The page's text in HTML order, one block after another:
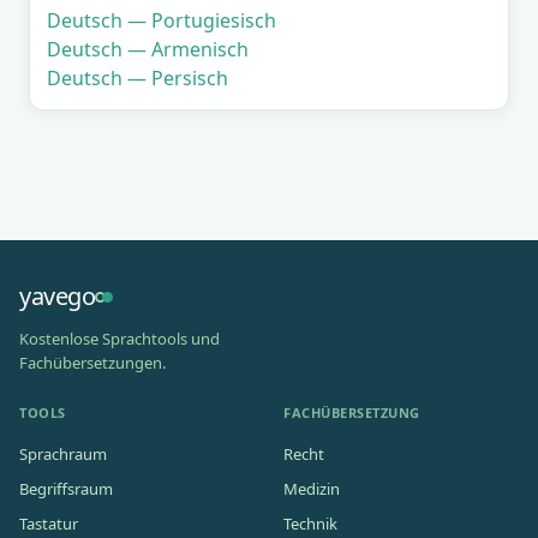
Deutsch — Portugiesisch
Deutsch — Armenisch
Deutsch — Persisch
yavego
Kostenlose Sprachtools und
Fachübersetzungen.
TOOLS
Sprachraum
Begriffsraum
Tastatur
FACHÜBERSETZUNG
Recht
Medizin
Technik